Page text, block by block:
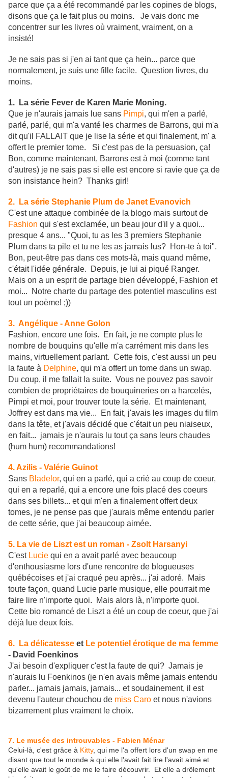
parce que ça a été recommandé par les copines de blogs,
disons que ça le fait plus ou moins. Je vais donc me
concentrer sur les livres où vraiment, vraiment, on a
insisté!
Je ne sais pas si j'en ai tant que ça hein... parce que
normalement, je suis une fille facile. Question livres, du
moins.
1. La série Fever de Karen Marie Moning.
Que je n'aurais jamais lue sans Pimpi, qui m'en a parlé,
parlé, parlé, qui m'a vanté les charmes de Barrons, qui m'a
dit qu'il FALLAIT que je lise la série et qui finalement, m' a
offert le premier tome. Si c'est pas de la persuasion, ça!
Bon, comme maintenant, Barrons est à moi (comme tant
d'autres) je ne sais pas si elle est encore si ravie que ça de
son insistance hein? Thanks girl!
2. La série Stephanie Plum de Janet Evanovich
C'est une attaque combinée de la blogo mais surtout de
Fashion qui s'est exclamée, un beau jour d'il y a quoi...
presque 4 ans... "Quoi, tu as les 3 premiers Stephanie
Plum dans ta pile et tu ne les as jamais lus? Hon-te à toi".
Bon, peut-être pas dans ces mots-là, mais quand même,
c'était l'idée générale. Depuis, je lui ai piqué Ranger.
Mais on a un esprit de partage bien développé, Fashion et
moi... Notre charte du partage des potentiel masculins est
tout un poème! ;))
3. Angélique - Anne Golon
Fashion, encore une fois. En fait, je ne compte plus le
nombre de bouquins qu'elle m'a carrément mis dans les
mains, virtuellement parlant. Cette fois, c'est aussi un peu
la faute à Delphine, qui m'a offert un tome dans un swap.
Du coup, il me fallait la suite. Vous ne pouvez pas savoir
combien de propriétaires de bouquineries on a harcelés,
Pimpi et moi, pour trouver toute la série. Et maintenant,
Joffrey est dans ma vie... En fait, j'avais les images du film
dans la tête, et j'avais décidé que c'était un peu niaiseux,
en fait... jamais je n'aurais lu tout ça sans leurs chaudes
(hum hum) recommandations!
4. Azilis - Valérie Guinot
Sans Bladelor, qui en a parlé, qui a crié au coup de coeur,
qui en a reparlé, qui a encore une fois placé des coeurs
dans ses billets... et qui m'en a finalement offert deux
tomes, je ne pense pas que j'aurais même entendu parler
de cette série, que j'ai beaucoup aimée.
5. La vie de Liszt est un roman - Zsolt Harsanyi
C'est Lucie qui en a avait parlé avec beaucoup
d'enthousiasme lors d'une rencontre de blogueuses
québécoises et j'ai craqué peu après... j'ai adoré. Mais
toute façon, quand Lucie parle musique, elle pourrait me
faire lire n'importe quoi. Mais alors là, n'importe quoi.
Cette bio romancé de Liszt a été un coup de coeur, que j'ai
déjà lue deux fois.
6. La délicatesse et Le potentiel érotique de ma femme
- David Foenkinos
J'ai besoin d'expliquer c'est la faute de qui? Jamais je
n'aurais lu Foenkinos (je n'en avais même jamais entendu
parler... jamais jamais, jamais... et soudainement, il est
devenu l'auteur chouchou de miss Caro et nous n'avions
bizarrement plus vraiment le choix.
7. Le musée des introuvables - Fabien Ménar
Celui-là, c'est grâce à Kitty, qui me l'a offert lors d'un swap en me
disant que tout le monde à qui elle l'avait fait lire l'avait aimé et
qu'elle avait le goût de me le faire découvrir. Et elle a drôlement